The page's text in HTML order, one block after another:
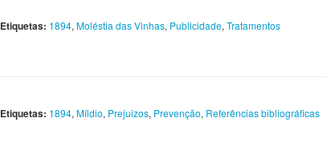
Etiquetas: 1894, Moléstia das Vinhas, Publicidade, Tratamentos
Etiquetas: 1894, Míldio, Prejuizos, Prevenção, Referências bibliográficas